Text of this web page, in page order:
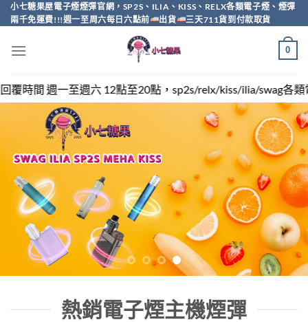
Skip
to
小七糖果屋電子煙煙彈官網，SP2S、ILIA、KISS、RELX各類電子煙、煙彈
兩千免運費!!!週一至周六每日六點前
出貨 三天711貨到付款取貨
0
至20點，sp2s/relx/kiss/ilia/swag各類電子煙煙彈買越多越便
熱銷電子煙主機煙彈